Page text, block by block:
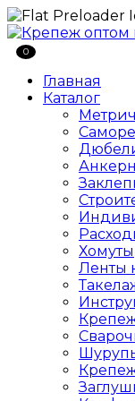
0
Главная
Каталог
Хомуты
Ленты